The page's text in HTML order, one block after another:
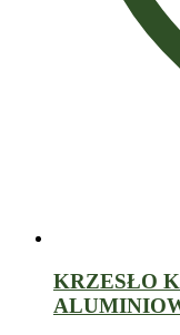
KRZESŁO